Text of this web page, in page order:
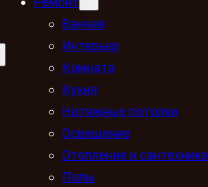
Ванная
Интерьер
Комната
Кухня
Натяжные потолки
Освещение
Отопление и сантехника
Полы